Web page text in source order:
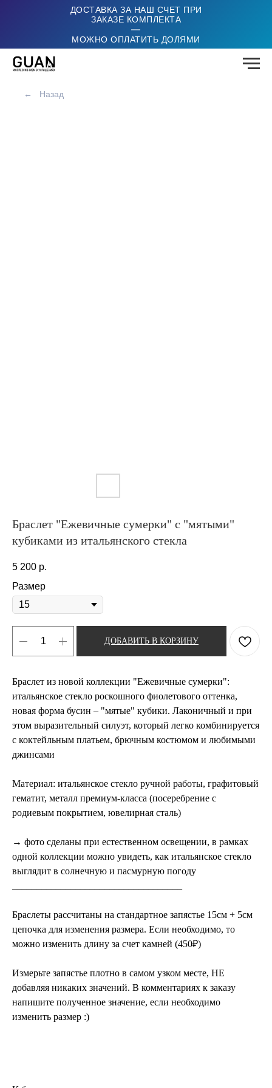
ДОСТАВКА ЗА НАШ СЧЕТ ПРИ
ЗАКАЗЕ КОМПЛЕКТА
|
МОЖНО ОПЛАТИТЬ ДОЛЯМИ
← Назад
Браслет "Ежевичные сумерки" с "мятыми"
кубиками из итальянского стекла
5 200 р.
Размер
ДОБАВИТЬ В КОРЗИНУ
Браслет из новой коллекции "Ежевичные сумерки":
итальянское стекло роскошного фиолетового оттенка,
новая форма бусин – "мятые" кубики. Лаконичный и при
этом выразительный силуэт, который легко комбинируется
с коктейльным платьем, брючным костюмом и любимыми
джинсами
Материал: ​итальянское стекло ручной работы, графитовый
гематит, металл премиум-класса (посеребрение с
родиевым покрытием, ювелирная сталь)
→ фото сделаны при естественном освещении, в рамках
одной коллекции можно увидеть, как итальянское стекло
выглядит в солнечную и пасмурную погоду
Браслеты рассчитаны на стандартное запястье 15см + 5см
цепочка для изменения размера. Если необходимо, то
можно изменить длину за счет камней (450₽)
Измерьте запястье плотно в самом узком месте, НЕ
добавляя никаких значений. В комментариях к заказу
напишите полученное значение, если необходимо
изменить размер :)